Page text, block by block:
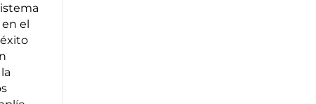
el